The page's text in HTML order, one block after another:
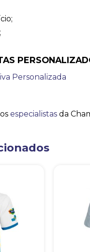
especialistas da